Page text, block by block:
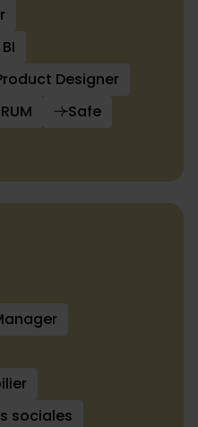
Designer
Safe
sociales